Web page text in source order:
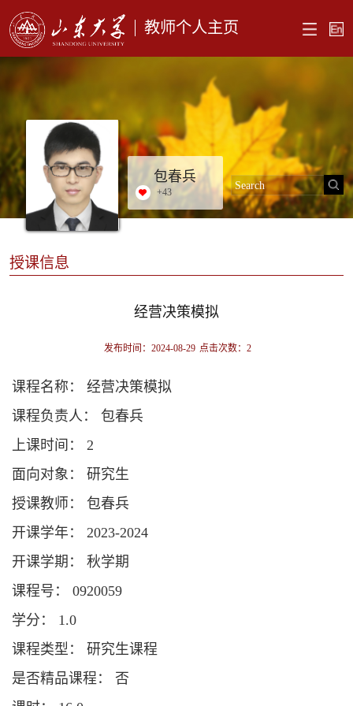
教师个人主页
包春兵
+43
授课信息
经营决策模拟
发布时间：2024-08-29 点击次数： 2
课程名称： 经营决策模拟
课程负责人： 包春兵
上课时间： 2
面向对象： 研究生
授课教师： 包春兵
开课学年： 2023-2024
开课学期： 秋学期
课程号： 0920059
学分： 1.0
课程类型： 研究生课程
是否精品课程： 否